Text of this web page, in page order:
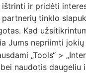
ir pridėti
tinklo
Kad
Jums nepriimti
„Tools“ >
naudotis daugeliu